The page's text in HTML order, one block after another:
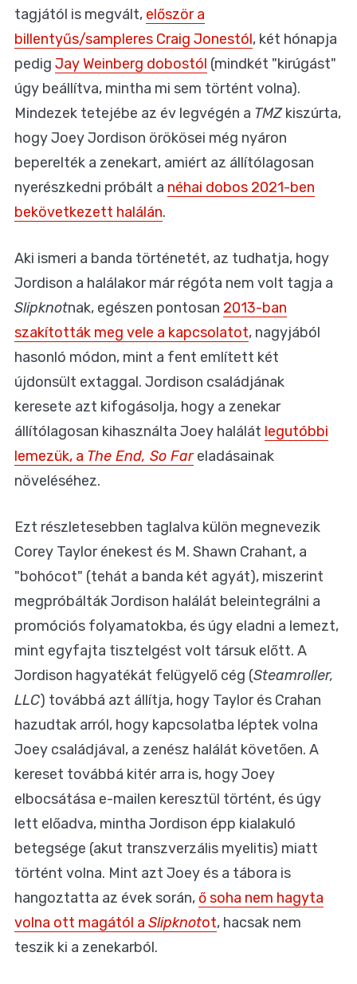
tagjától is megvált, először a
billentyűs/sampleres Craig Jonestól, két hónapja
pedig Jay Weinberg dobostól (mindkét "kirúgást"
úgy beállítva, mintha mi sem történt volna).
Mindezek tetejébe az év legvégén a TMZkiszúrta,
hogy Joey Jordison örökösei még nyáron
beperelték a zenekart, amiért az állítólagosan
nyerészkedni próbált a néhai dobos 2021-ben
bekövetkezett halálán.
Aki ismeri a banda történetét, az tudhatja, hogy
Jordison a halálakor már régóta nem volt tagja a
Slipknotnak, egészen pontosan 2013-ban
szakították meg vele a kapcsolatot, nagyjából
hasonló módon, mint a fent említett két
újdonsült extaggal. Jordison családjának
keresete azt kifogásolja, hogy a zenekar
állítólagosan kihasználta Joey halálát legutóbbi
lemezük, a The End, So Fareladásainak
növeléséhez.
Ezt részletesebben taglalva külön megnevezik
Corey Taylor énekest és M. Shawn Crahant, a
"bohócot" (tehát a banda két agyát), miszerint
megpróbálták Jordison halálát beleintegrálni a
promóciós folyamatokba, és úgy eladni a lemezt,
mint egyfajta tisztelgést volt társuk előtt. A
Jordison hagyatékát felügyelő cég (Steamroller,
LLC) továbbá azt állítja, hogy Taylor és Crahan
hazudtak arról, hogy kapcsolatba léptek volna
Joey családjával, a zenész halálát követően. A
kereset továbbá kitér arra is, hogy Joey
elbocsátása e-mailen keresztül történt, és úgy
lett előadva, mintha Jordison épp kialakuló
betegsége (akut transzverzális myelitis) miatt
történt volna. Mint azt Joey és a tábora is
hangoztatta az évek során, ő soha nem hagyta
volna ott magától a Slipknotot, hacsak nem
teszik ki a zenekarból.